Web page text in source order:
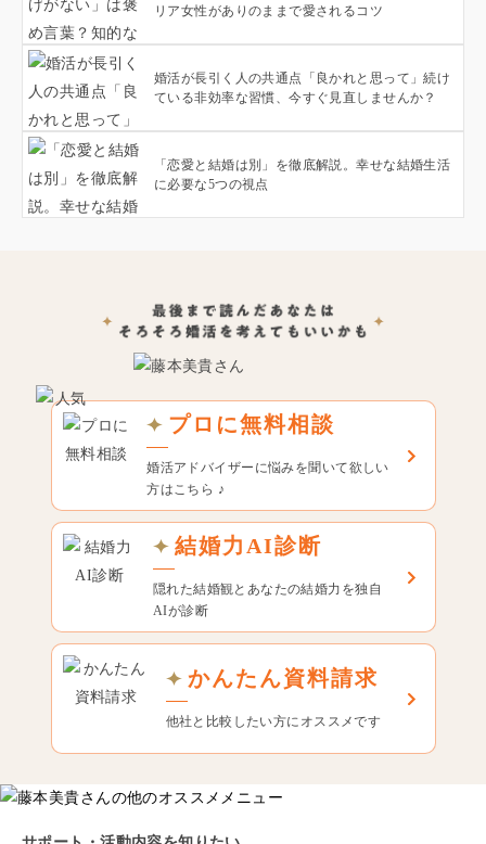
リア女性がありのままで愛されるコツ
婚活が長引く人の共通点「良かれと思って」続け
ている非効率な習慣、今すぐ見直しませんか？
「恋愛と結婚は別」を徹底解説。幸せな結婚生活
に必要な5つの視点
プロに無料相談
婚活アドバイザーに悩みを聞いて欲しい
方はこちら ♪
結婚力AI診断
隠れた結婚観とあなたの結婚力を独自
AIが診断
かんたん資料請求
他社と比較したい方にオススメです